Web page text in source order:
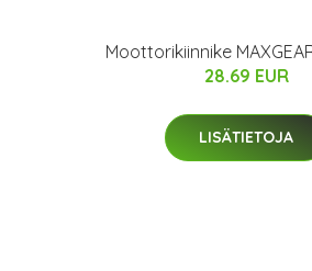
Moottorikiinnike
28.69 EUR
LISÄTIETOJA